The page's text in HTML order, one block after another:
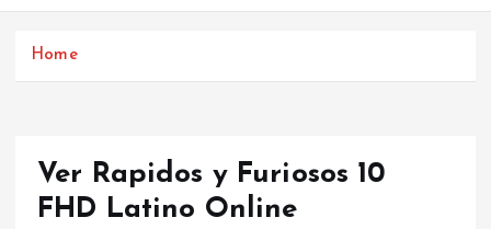
o
Home
Ver Rapidos y Furiosos 10
FHD Latino Online